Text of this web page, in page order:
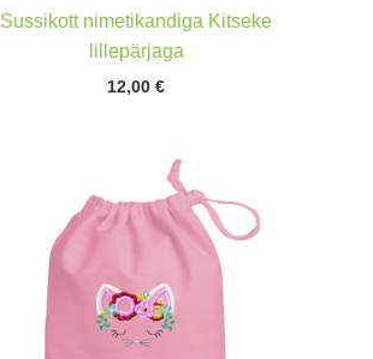
Sussikott nimetikandiga Kitseke
lillepärjaga
12,00€